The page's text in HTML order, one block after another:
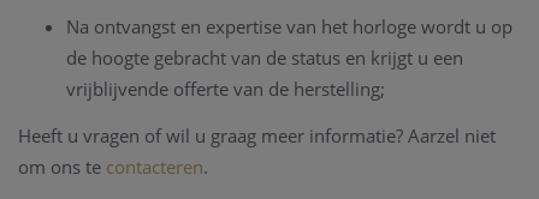
Na ontvangst en expertise van het horloge wordt u op
de hoogte gebracht van de status en krijgt u een
vrijblijvende offerte van de herstelling;
Heeft u vragen of wil u graag meer informatie? Aarzel niet
om ons te contacteren.